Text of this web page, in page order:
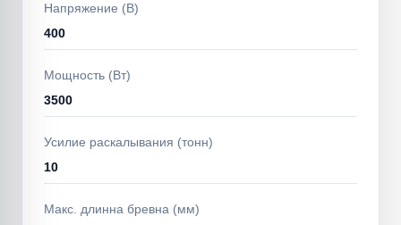
Напряжение (В)
400
Мощность (Вт)
3500
Усилие раскалывания (тонн)
10
Макс. длинна бревна (мм)